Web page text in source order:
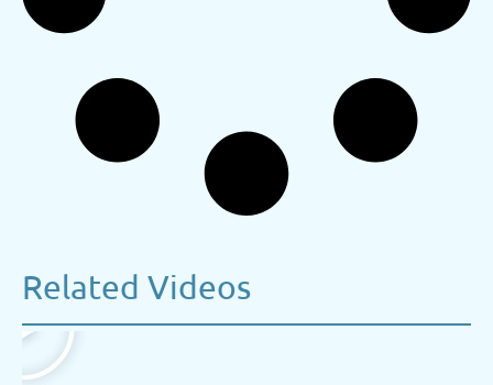
Related Videos